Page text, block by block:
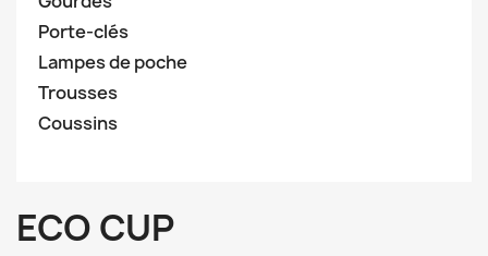
Porte-clés
Lampes de poche
Trousses
Coussins
ECO CUP